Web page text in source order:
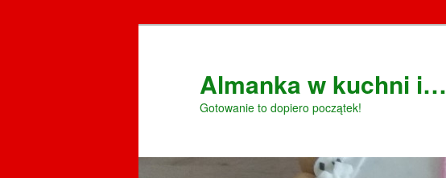
Almanka w kuchni i…
Gotowanie to dopiero początek!